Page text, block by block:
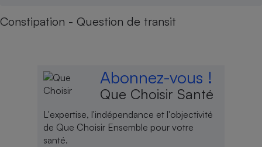
Constipation - Question de transit
Abonnez-vous !
Que Choisir Santé
L'expertise, l'indépendance et l'objectivité
de Que Choisir Ensemble pour votre
santé.